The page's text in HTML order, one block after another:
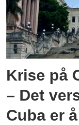
Krise på
– Det
Cuba er